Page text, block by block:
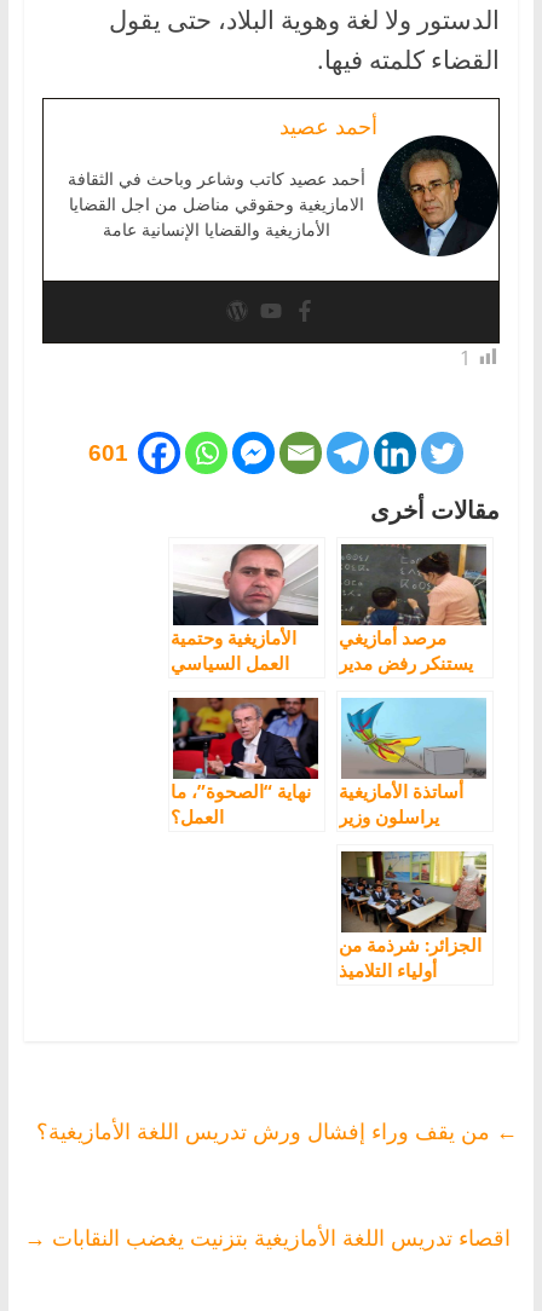
الدستور ولا لغة وهوية البلاد، حتى يقول
القضاء كلمته فيها.
أحمد عصيد
أحمد عصيد كاتب وشاعر وباحث في الثقافة
الامازيغية وحقوقي مناضل من اجل القضايا
الأمازيغية والقضايا الإنسانية عامة
1
601
مقالات أخرى
مرصد أمازيغي
يستنكر رفض مدير
اللغة الأمازيغية
الأمازيغية وحتمية
العمل السياسي
أساتذة الأمازيغية
يراسلون وزير
اللغة الأمازيغية في
التعليم الابتدائي
نهاية “الصحوة”، ما
العمل؟
الجزائر: شرذمة من
أولياء التلاميذ
← من يقف وراء إفشال ورش تدريس اللغة الأمازيغية؟
اقصاء تدريس اللغة الأمازيغية بتزنيت يغضب النقابات →